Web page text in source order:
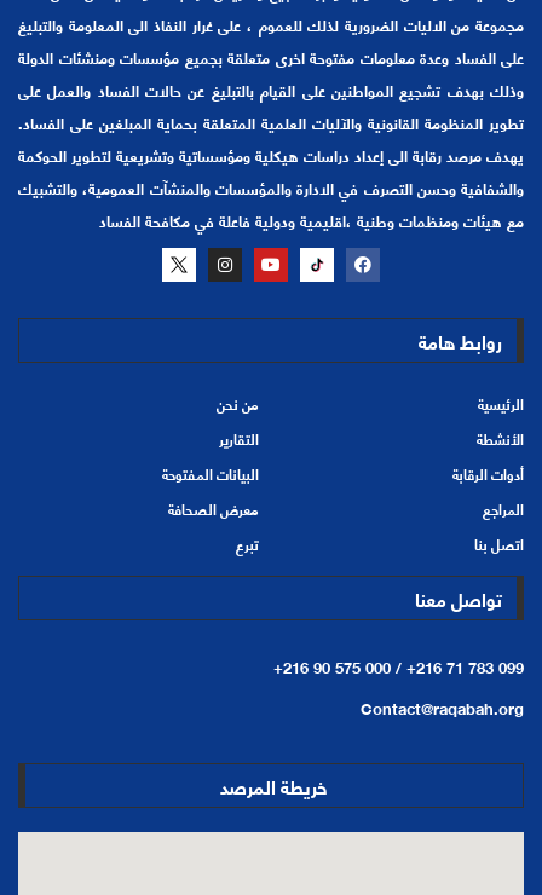
مجموعة من الاليات الضرورية لذلك للعموم ، على غرار النفاذ الى المعلومة والتبليغ
على الفساد وعدة معلومات مفتوحة اخرى متعلقة بجميع مؤسسات ومنشئات الدولة
وذلك بهدف تشجيع المواطنين على القيام بالتبليغ عن حالات الفساد والعمل على
تطوير المنظومة القانونية والآليات العلمية المتعلقة بحماية المبلغين على الفساد.
يهدف مرصد رقابة الى إعداد دراسات هيكلية ومؤسساتية وتشريعية لتطوير الحوكمة
والشفافية وحسن التصرف في الادارة والمؤسسات والمنشآت العمومية، والتشبيك
مع هيئات ومنظمات وطنية ،اقليمية ودولية فاعلة في مكافحة الفساد
روابط هامة
الرئيسية
من نحن
الأنشطة
التقارير
أدوات الرقابة
البيانات المفتوحة
المراجع
معرض الصحافة
اتصل بنا
تبرع
تواصل معنا
+216 90 575 000 /+216 71 783 099
Contact@raqabah.org
خريطة المرصد